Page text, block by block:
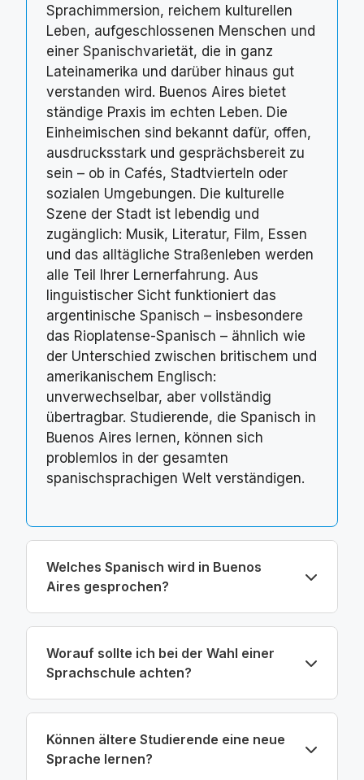
Sprachimmersion, reichem kulturellen
Leben, aufgeschlossenen Menschen und
einer Spanischvarietät, die in ganz
Lateinamerika und darüber hinaus gut
verstanden wird. Buenos Aires bietet
ständige Praxis im echten Leben. Die
Einheimischen sind bekannt dafür, offen,
ausdrucksstark und gesprächsbereit zu
sein – ob in Cafés, Stadtvierteln oder
sozialen Umgebungen. Die kulturelle
Szene der Stadt ist lebendig und
zugänglich: Musik, Literatur, Film, Essen
und das alltägliche Straßenleben werden
alle Teil Ihrer Lernerfahrung. Aus
linguistischer Sicht funktioniert das
argentinische Spanisch – insbesondere
das Rioplatense-Spanisch – ähnlich wie
der Unterschied zwischen britischem und
amerikanischem Englisch:
unverwechselbar, aber vollständig
übertragbar. Studierende, die Spanisch in
Buenos Aires lernen, können sich
problemlos in der gesamten
spanischsprachigen Welt verständigen.
Welches Spanisch wird in Buenos
Aires gesprochen?
Worauf sollte ich bei der Wahl einer
Sprachschule achten?
Können ältere Studierende eine neue
Sprache lernen?